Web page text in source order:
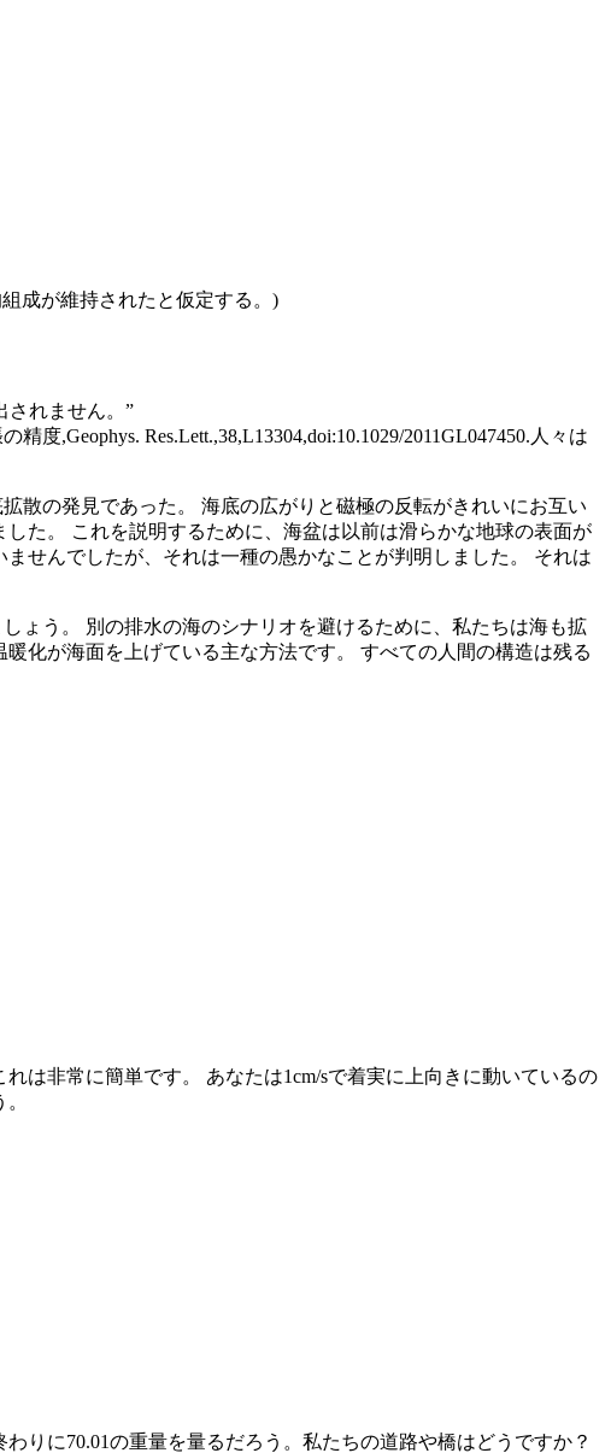
成が維持されたと仮定する。)
されません。”
度,Geophys. Res.Lett.,38,L13304,doi:10.1029/2011GL047450.人々は
散の発見であった。 海底の広がりと磁極の反転がきれいにお互い
た。 これを説明するために、海盆は以前は滑らかな地球の表面が
せんでしたが、それは一種の愚かなことが判明しました。 それは
ょう。 別の排水の海のシナリオを避けるために、私たちは海も拡
化が海面を上げている主な方法です。 すべての人間の構造は残る
は非常に簡単です。 あなたは1cm/sで着実に上向きに動いているの
りに70.01の重量を量るだろう。私たちの道路や橋はどうですか？